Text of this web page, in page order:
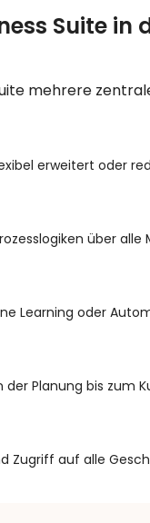
Suite in
mehrere
erweitert oder
über alle
Learning oder
Planung bis zum
Zugriff auf alle